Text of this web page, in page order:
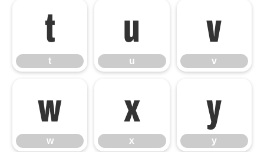
t
t
u
u
v
v
w
w
x
x
y
y